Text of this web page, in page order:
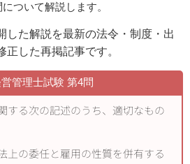
について解説します。
た解説を最新の法令・制度・出
した再掲記事です。
管理士試験 第4問
する次の記述のうち、適切なもの
の委任と雇用の性質を併有する